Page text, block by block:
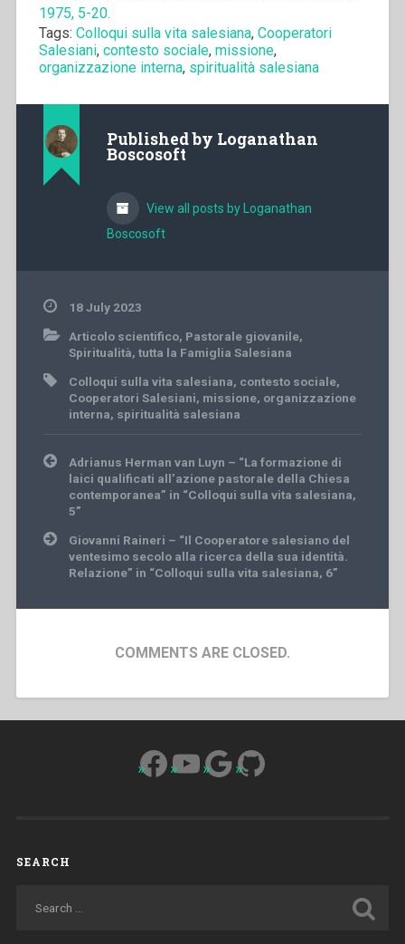
1975, 5-20.
Tags: Colloqui sulla vita salesiana, Cooperatori
Salesiani, contesto sociale, missione,
organizzazione interna, spiritualità salesiana
Published by Loganathan
Boscosoft
View all posts by Loganathan
Boscosoft
18 July 2023
Articolo scientifico, Pastorale giovanile,
Spiritualità, tutta la Famiglia Salesiana
Colloqui sulla vita salesiana, contesto sociale,
Cooperatori Salesiani, missione, organizzazione
interna, spiritualità salesiana
Post
navigation
Adrianus Herman van Luyn – “La formazione di
laici qualificati all’azione pastorale della Chiesa
contemporanea” in “Colloqui sulla vita salesiana,
5”
Giovanni Raineri – “Il Cooperatore salesiano del
ventesimo secolo alla ricerca della sua identità.
Relazione” in “Colloqui sulla vita salesiana, 6”
COMMENTS ARE CLOSED.
Facebook
YouTube
Google
GitHub
SEARCH